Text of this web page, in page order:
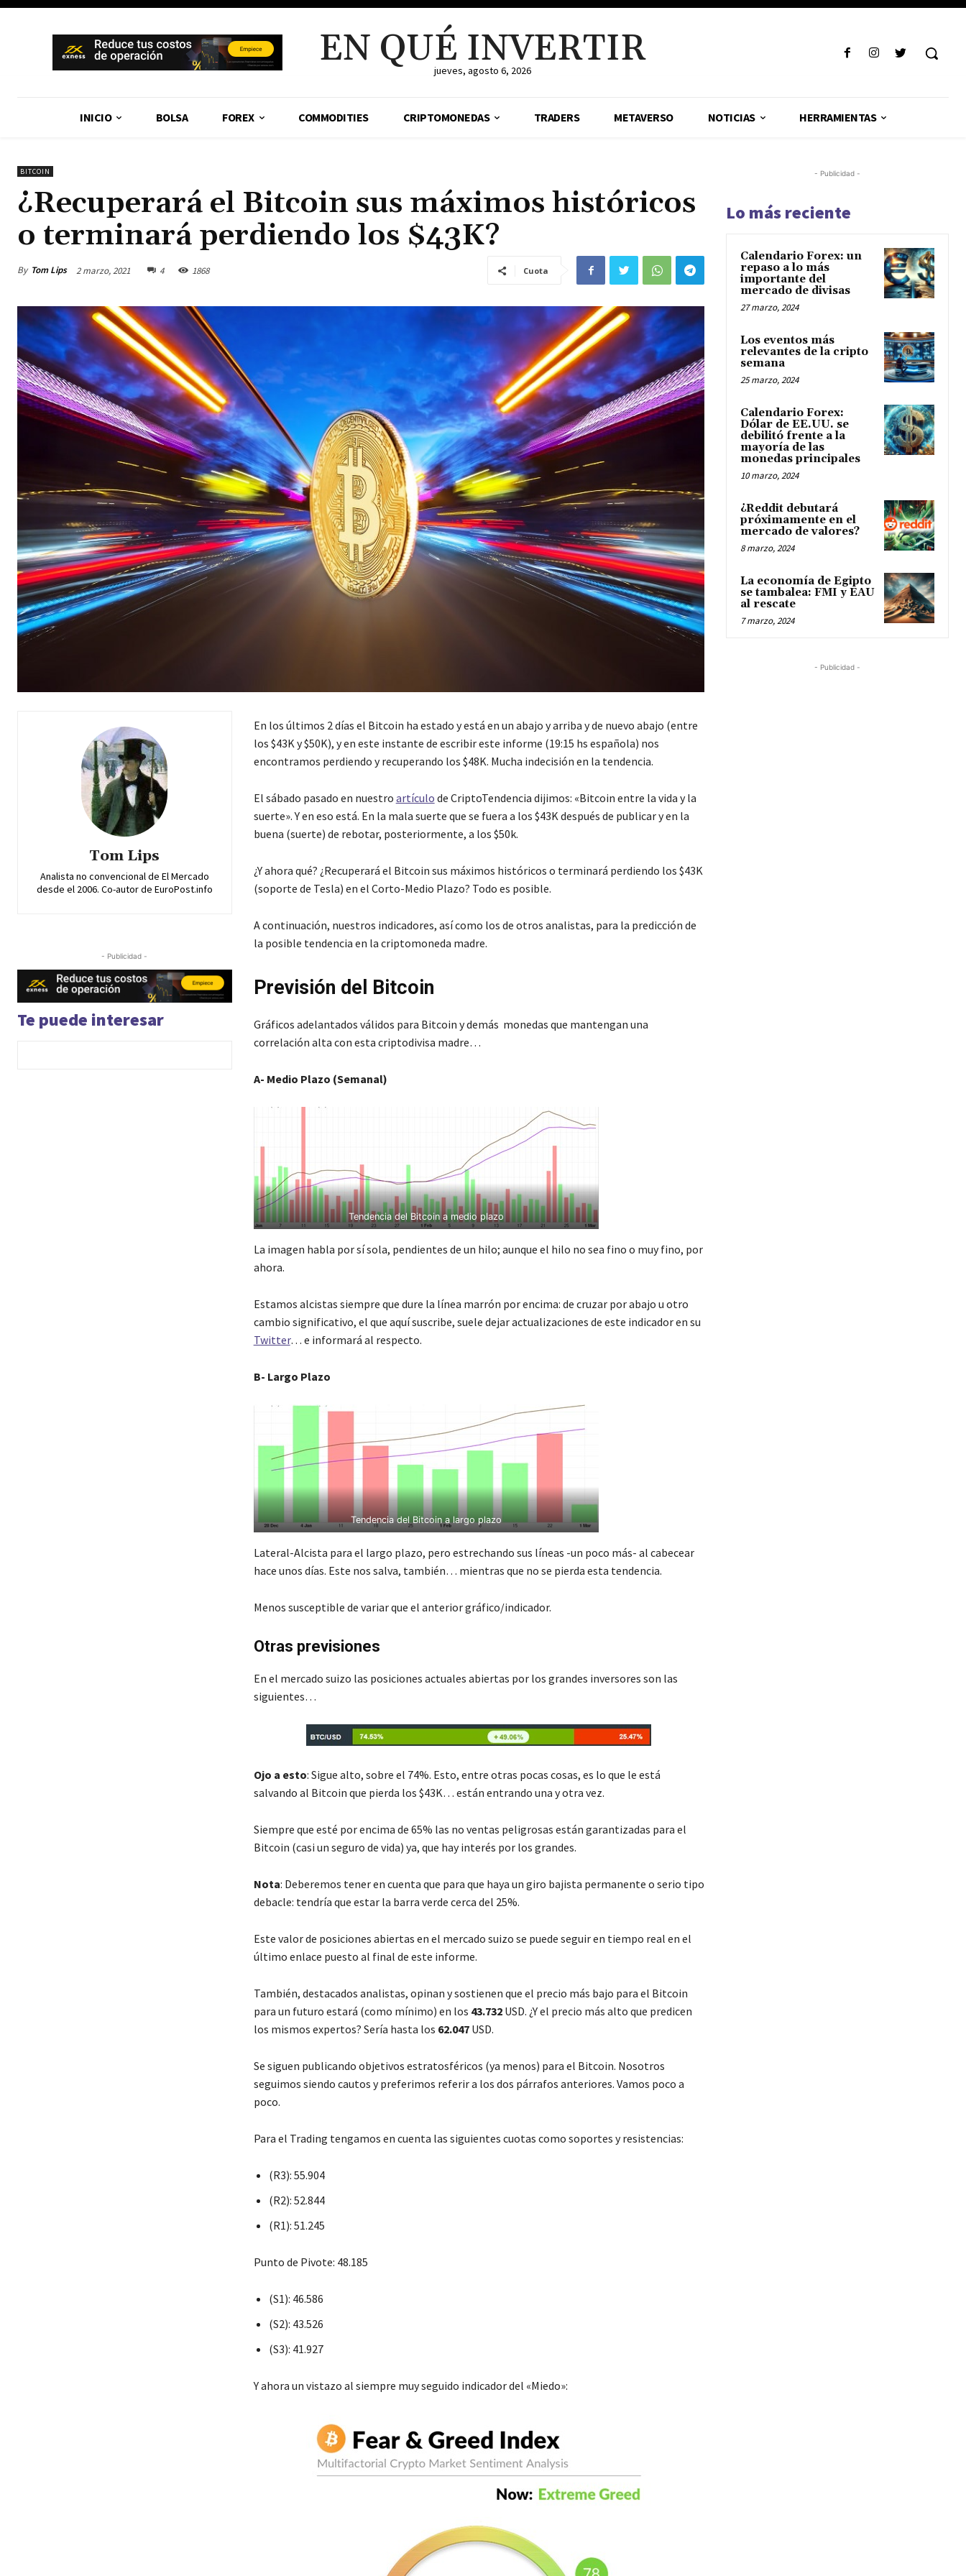
EN QUÉ INVERTIR
jueves, agosto 6, 2026
INICIO BOLSA FOREX COMMODITIES CRIPTOMONEDAS TRADERS METAVERSO NOTICIAS HERRAMIENTAS
BITCOIN
¿Recuperará el Bitcoin sus máximos históricos
o terminará perdiendo los $43K?
By Tom Lips 2 marzo, 2021 4 1868 Cuota
Tom Lips
Analista no convencional de El Mercado
desde el 2006. Co-autor de EuroPost.info
- Publicidad -
Te puede interesar
En los últimos 2 días el Bitcoin ha estado y está en un abajo y arriba y de nuevo abajo (entre
los $43K y $50K), y en este instante de escribir este informe (19:15 hs española) nos
encontramos perdiendo y recuperando los $48K. Mucha indecisión en la tendencia.
El sábado pasado en nuestro artículo de CriptoTendencia dijimos: «Bitcoin entre la vida y la
suerte». Y en eso está. En la mala suerte que se fuera a los $43K después de publicar y en la
buena (suerte) de rebotar, posteriormente, a los $50k.
¿Y ahora qué? ¿Recuperará el Bitcoin sus máximos históricos o terminará perdiendo los $43K
(soporte de Tesla) en el Corto-Medio Plazo? Todo es posible.
A continuación, nuestros indicadores, así como los de otros analistas, para la predicción de
la posible tendencia en la criptomoneda madre.
Previsión del Bitcoin
Gráficos adelantados válidos para Bitcoin y demás monedas que mantengan una
correlación alta con esta criptodivisa madre…
A- Medio Plazo (Semanal)
Tendencia del Bitcoin a medio plazo
La imagen habla por sí sola, pendientes de un hilo; aunque el hilo no sea fino o muy fino, por
ahora.
Estamos alcistas siempre que dure la línea marrón por encima: de cruzar por abajo u otro
cambio significativo, el que aquí suscribe, suele dejar actualizaciones de este indicador en su
Twitter… e informará al respecto.
B- Largo Plazo
Tendencia del Bitcoin a largo plazo
Lateral-Alcista para el largo plazo, pero estrechando sus líneas -un poco más- al cabecear
hace unos días. Este nos salva, también… mientras que no se pierda esta tendencia.
Menos susceptible de variar que el anterior gráfico/indicador.
Otras previsiones
En el mercado suizo las posiciones actuales abiertas por los grandes inversores son las
siguientes…
Ojo a esto: Sigue alto, sobre el 74%. Esto, entre otras pocas cosas, es lo que le está
salvando al Bitcoin que pierda los $43K… están entrando una y otra vez.
Siempre que esté por encima de 65% las no ventas peligrosas están garantizadas para el
Bitcoin (casi un seguro de vida) ya, que hay interés por los grandes.
Nota: Deberemos tener en cuenta que para que haya un giro bajista permanente o serio tipo
debacle: tendría que estar la barra verde cerca del 25%.
Este valor de posiciones abiertas en el mercado suizo se puede seguir en tiempo real en el
último enlace puesto al final de este informe.
También, destacados analistas, opinan y sostienen que el precio más bajo para el Bitcoin
para un futuro estará (como mínimo) en los 43.732USD. ¿Y el precio más alto que predicen
los mismos expertos? Sería hasta los 62.047USD.
Se siguen publicando objetivos estratosféricos (ya menos) para el Bitcoin. Nosotros
seguimos siendo cautos y preferimos referir a los dos párrafos anteriores. Vamos poco a
poco.
Para el Trading tengamos en cuenta las siguientes cuotas como soportes y resistencias:
(R3): 55.904
(R2): 52.844
(R1): 51.245
Punto de Pivote: 48.185
(S1): 46.586
(S2): 43.526
(S3): 41.927
Y ahora un vistazo al siempre muy seguido indicador del «Miedo»:
- Publicidad -
Lo más reciente
Calendario Forex: un
repaso a lo más
importante del
mercado de divisas
27 marzo, 2024
Los eventos más
relevantes de la cripto
semana
25 marzo, 2024
Calendario Forex:
Dólar de EE.UU. se
debilitó frente a la
mayoría de las
monedas principales
10 marzo, 2024
¿Reddit debutará
próximamente en el
mercado de valores?
8 marzo, 2024
La economía de Egipto
se tambalea: FMI y EAU
al rescate
7 marzo, 2024
- Publicidad -